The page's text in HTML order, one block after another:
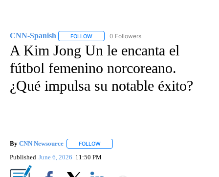
CNN-Spanish FOLLOW FOLLOW "CNN-SPANISH" TO RECEIVE
0 Followers
A Kim Jong Un le encanta el
fútbol femenino norcoreano.
¿Qué impulsa su notable éxito?
By CNN Newsource FOLLOW
Published June 6, 2026 11:50 PM